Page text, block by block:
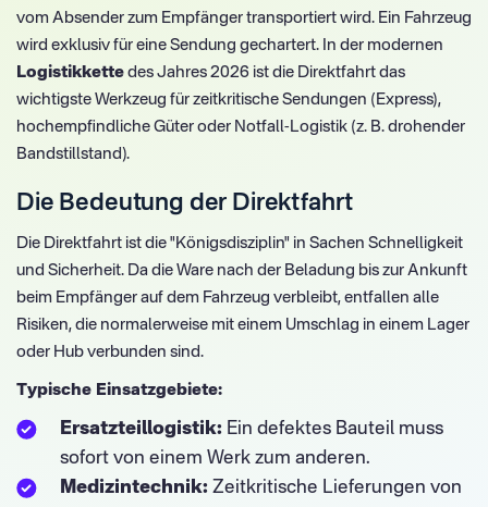
vom Absender zum Empfänger transportiert wird. Ein Fahrzeug
wird exklusiv für eine Sendung gechartert. In der modernen
Logistikkette des Jahres 2026 ist die Direktfahrt das
wichtigste Werkzeug für zeitkritische Sendungen (Express),
hochempfindliche Güter oder Notfall-Logistik (z. B. drohender
Bandstillstand).
Die Bedeutung der Direktfahrt
Die Direktfahrt ist die "Königsdisziplin" in Sachen Schnelligkeit
und Sicherheit. Da die Ware nach der Beladung bis zur Ankunft
beim Empfänger auf dem Fahrzeug verbleibt, entfallen alle
Risiken, die normalerweise mit einem Umschlag in einem Lager
oder Hub verbunden sind.
Typische Einsatzgebiete:
Ersatzteillogistik: Ein defektes Bauteil muss
sofort von einem Werk zum anderen.
Medizintechnik: Zeitkritische Lieferungen von